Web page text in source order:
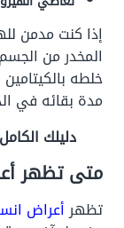
إذا كنت مدمن
المخدر من
خلطه
مدة بقائه في
دليلك
متى تظهر
تظهرأعراض